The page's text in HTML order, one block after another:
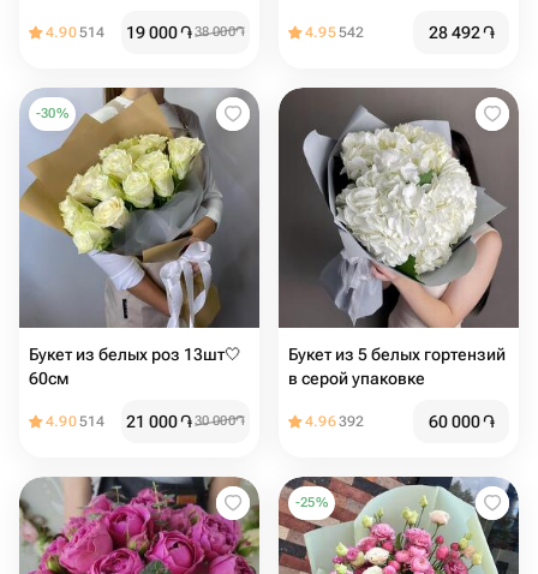
4.90514 19 000֏38 000֏ 4.95542 28 492֏
-30%
Букет из белых роз 13шт🤍
60см
4.90514 21 000֏30 000֏
Букет из 5 белых гортензий
в серой упаковке
4.96392 60 000֏
-25%